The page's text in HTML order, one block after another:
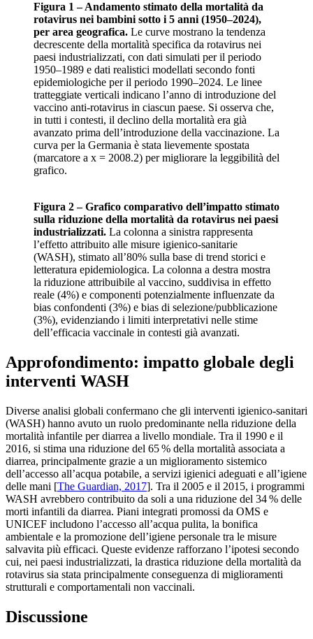
Figura 1 – Andamento stimato della mortalità da
rotavirus nei bambini sotto i 5 anni (1950–2024),
per area geografica. Le curve mostrano la tendenza
decrescente della mortalità specifica da rotavirus nei
paesi industrializzati, con dati simulati per il periodo
1950–1989 e dati realistici modellati secondo fonti
epidemiologiche per il periodo 1990–2024. Le linee
tratteggiate verticali indicano l’anno di introduzione del
vaccino anti-rotavirus in ciascun paese. Si osserva che,
in tutti i contesti, il declino della mortalità era già
avanzato prima dell’introduzione della vaccinazione. La
curva per la Germania è stata lievemente spostata
(marcatore a x = 2008.2) per migliorare la leggibilità del
grafico.
Figura 2 – Grafico comparativo dell’impatto stimato
sulla riduzione della mortalità da rotavirus nei paesi
industrializzati. La colonna a sinistra rappresenta
l’effetto attribuito alle misure igienico-sanitarie
(WASH), stimato all’80% sulla base di trend storici e
letteratura epidemiologica. La colonna a destra mostra
la riduzione attribuibile al vaccino, suddivisa in effetto
reale (4%) e componenti potenzialmente influenzate da
bias confondenti (3%) e bias di selezione/pubblicazione
(3%), evidenziando i limiti interpretativi nelle stime
dell’efficacia vaccinale in contesti già avanzati.
Approfondimento: impatto globale degli
interventi WASH
Diverse analisi globali confermano che gli interventi igienico-sanitari
(WASH) hanno avuto un ruolo predominante nella riduzione della
mortalità infantile per diarrea a livello mondiale. Tra il 1990 e il
2016, si stima una riduzione del 65 % della mortalità associata a
diarrea, principalmente grazie a un miglioramento sistemico
dell’accesso all’acqua potabile, a servizi igienici adeguati e all’igiene
delle mani [The Guardian, 2017]. Tra il 2005 e il 2015, i programmi
WASH avrebbero contribuito da soli a una riduzione del 34 % delle
morti infantili da diarrea. Piani integrati promossi da OMS e
UNICEF includono l’accesso all’acqua pulita, la bonifica
ambientale e la promozione dell’igiene personale tra le misure
salvavita più efficaci. Queste evidenze rafforzano l’ipotesi secondo
cui, nei paesi industrializzati, la drastica riduzione della mortalità da
rotavirus sia stata principalmente conseguenza di miglioramenti
strutturali e comportamentali non vaccinali.
Discussione